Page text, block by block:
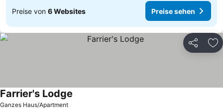
Preise von 6 Websites Preise sehen
Teilen
Ganzes Haus/Apartment
Farrier's Lodge